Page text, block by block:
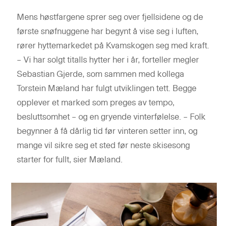
Mens høstfargene sprer seg over fjellsidene og de
første snøfnuggene har begynt å vise seg i luften,
rører hyttemarkedet på Kvamskogen seg med kraft.
– Vi har solgt titalls hytter her i år, forteller megler
Sebastian Gjerde, som sammen med kollega
Torstein Mæland har fulgt utviklingen tett. Begge
opplever et marked som preges av tempo,
besluttsomhet – og en gryende vinterfølelse. – Folk
begynner å få dårlig tid før vinteren setter inn, og
mange vil sikre seg et sted før neste skisesong
starter for fullt, sier Mæland.